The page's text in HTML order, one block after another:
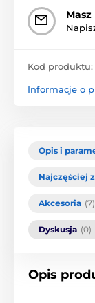
Kod produktu:
Informacje o
Opis i
Najczęściej
Akcesoria (7)
Dyskusja (0)
Opis